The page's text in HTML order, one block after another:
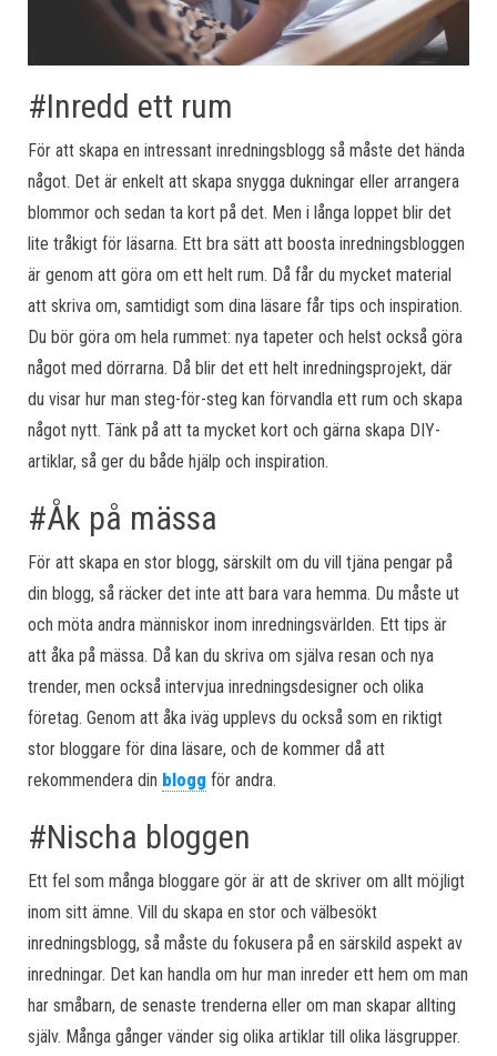
#Inredd ett rum
För att skapa en intressant inredningsblogg så måste det hända
något. Det är enkelt att skapa snygga dukningar eller arrangera
blommor och sedan ta kort på det. Men i långa loppet blir det
lite tråkigt för läsarna. Ett bra sätt att boosta inredningsbloggen
är genom att göra om ett helt rum. Då får du mycket material
att skriva om, samtidigt som dina läsare får tips och inspiration.
Du bör göra om hela rummet: nya tapeter och helst också göra
något med dörrarna. Då blir det ett helt inredningsprojekt, där
du visar hur man steg-för-steg kan förvandla ett rum och skapa
något nytt. Tänk på att ta mycket kort och gärna skapa DIY-
artiklar, så ger du både hjälp och inspiration.
#Åk på mässa
För att skapa en stor blogg, särskilt om du vill tjäna pengar på
din blogg, så räcker det inte att bara vara hemma. Du måste ut
och möta andra människor inom inredningsvärlden. Ett tips är
att åka på mässa. Då kan du skriva om själva resan och nya
trender, men också intervjua inredningsdesigner och olika
företag. Genom att åka iväg upplevs du också som en riktigt
stor bloggare för dina läsare, och de kommer då att
rekommendera din blogg för andra.
#Nischa bloggen
Ett fel som många bloggare gör är att de skriver om allt möjligt
inom sitt ämne. Vill du skapa en stor och välbesökt
inredningsblogg, så måste du fokusera på en särskild aspekt av
inredningar. Det kan handla om hur man inreder ett hem om man
har småbarn, de senaste trenderna eller om man skapar allting
själv. Många gånger vänder sig olika artiklar till olika läsgrupper.